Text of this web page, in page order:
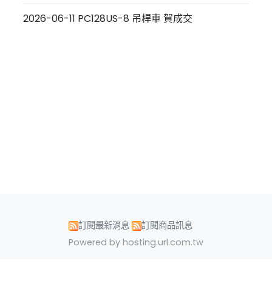
2026-06-11 PC128US-8 吊桿車 賀成交
訂閱最新消息
訂閱商品訊息
Powered by hosting.url.com.tw